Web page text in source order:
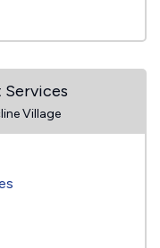
Village